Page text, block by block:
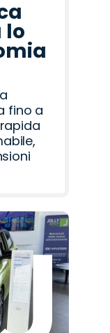
lo
fino a